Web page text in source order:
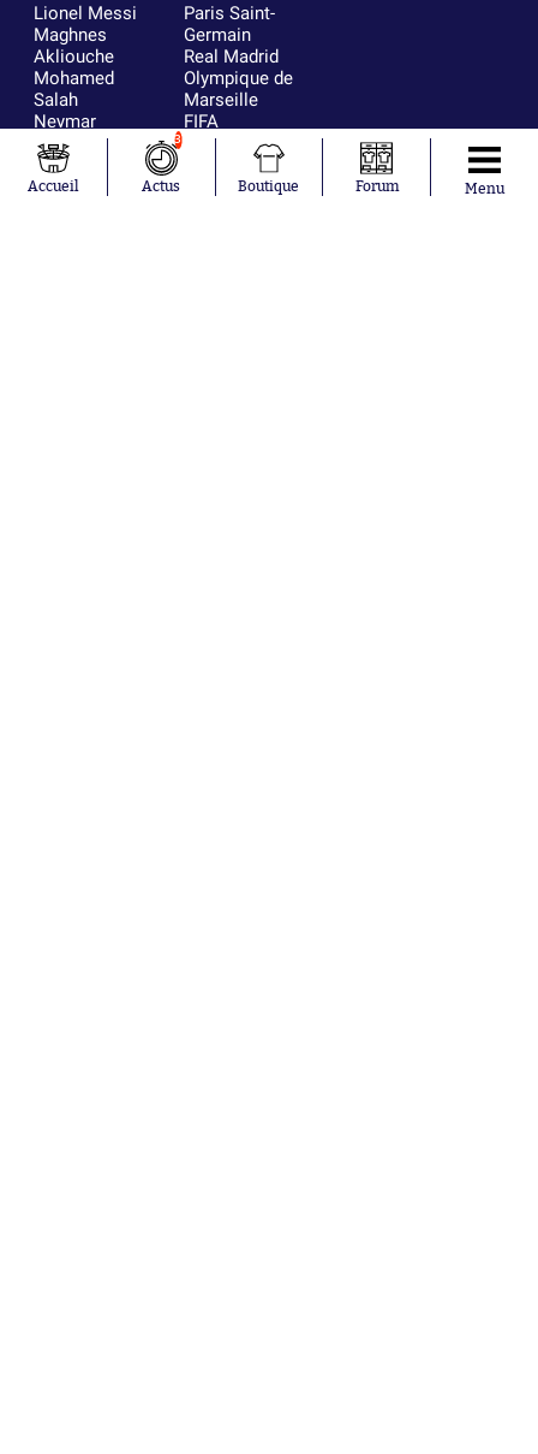
Lionel Messi
Maghnes
Akliouche
Mohamed
Salah
Neymar
Julián Álvarez
Ferrán Torres
Kilian Corredor
Paris Saint-
Germain
Real Madrid
Olympique de
Marseille
FIFA
FC Barcelone
Argentine
Olympique
Accueil
3
Actus Boutique Forum Menu